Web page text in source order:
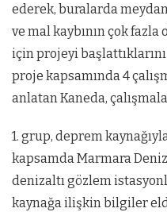
ederek, buralarda
ve mal kaybının çok
için projeyi
proje kapsamında 4
anlatan Kaneda,
1. grup, deprem
kapsamda Marmara
denizaltı gözlem
kaynağa ilişkin bilgiler